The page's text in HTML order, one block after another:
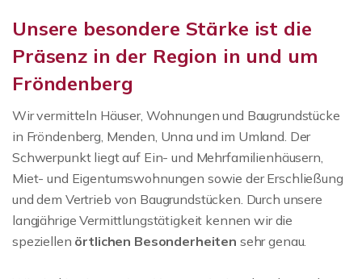
Unsere besondere Stärke ist die
Präsenz in der Region in und um
Fröndenberg
Wir vermitteln Häuser, Wohnungen und Baugrundstücke
in Fröndenberg, Menden, Unna und im Umland. Der
Schwerpunkt liegt auf Ein- und Mehrfamilienhäusern,
Miet- und Eigentumswohnungen sowie der Erschließung
und dem Vertrieb von Baugrundstücken. Durch unsere
langjährige Vermittlungstätigkeit kennen wir die
speziellen örtlichen Besonderheiten sehr genau.